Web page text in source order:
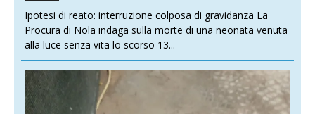
Ipotesi di reato: interruzione colposa di gravidanza La
Procura di Nola indaga sulla morte di una neonata venuta
alla luce senza vita lo scorso 13...